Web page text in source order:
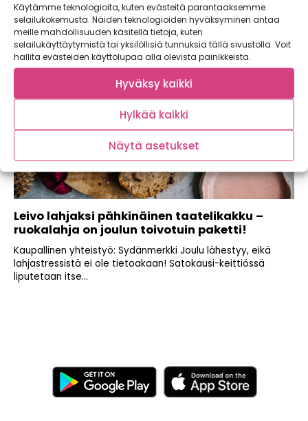
Käytämme teknologioita, kuten evästeitä parantaaksemme
selailukokemusta. Näiden teknologioiden hyväksyminen antaa
meille mahdollisuuden käsitellä tietoja, kuten
selailukäyttäytymistä tai yksilöllisiä tunnuksia tällä sivustolla. Voit
hallita evästeiden käyttölupaa alla olevista painikkeista.
Hyväksy kaikki
Hylkää kaikki
Näytä asetukset
Leivo lahjaksi pähkinäinen taatelikakku –
ruokalahja on joulun toivotuin paketti!
Kaupallinen yhteistyö: Sydänmerkki Joulu lähestyy, eikä
lahjastressistä ei ole tietoakaan! Satokausi-keittiössä
liputetaan itse...